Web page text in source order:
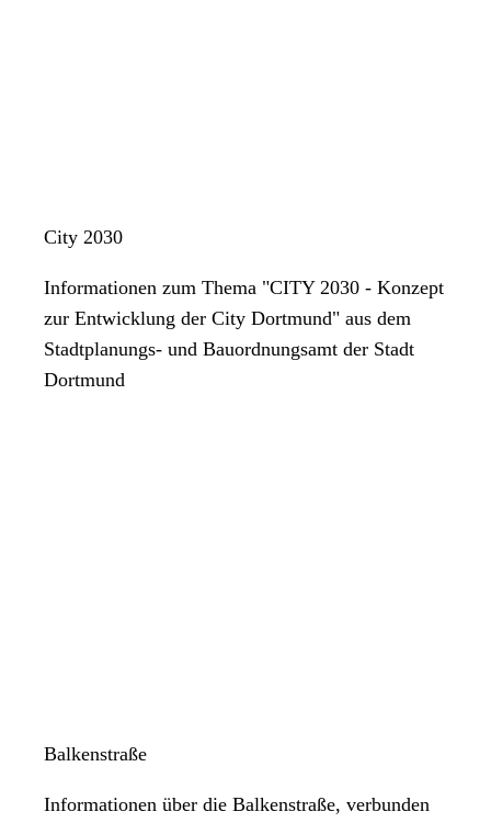
City 2030
Informationen zum Thema "CITY 2030 - Konzept
zur Entwicklung der City Dortmund" aus dem
Stadtplanungs- und Bauordnungsamt der Stadt
Dortmund
Balkenstraße
Informationen über die Balkenstraße, verbunden